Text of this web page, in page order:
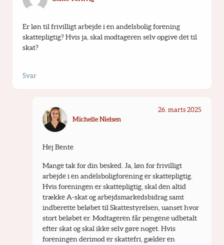
Er løn til frivilligt arbejde i en andelsbolig forening
skattepligtig? Hvis ja, skal modtageren selv opgive det til
skat?
Svar
Michelle Nielsen
26. marts 2025
Hej Bente
Mange tak for din besked. Ja, løn for frivilligt
arbejde i en andelsboligforening er skattepligtig.
Hvis foreningen er skattepligtig, skal den altid
trække A-skat og arbejdsmarkedsbidrag samt
indberette beløbet til Skattestyrelsen, uanset hvor
stort beløbet er. Modtageren får pengene udbetalt
efter skat og skal ikke selv gøre noget. Hvis
foreningen derimod er skattefri, gælder en